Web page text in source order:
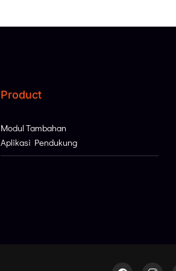
Product
Modul Tambahan
Aplikasi Pendukung